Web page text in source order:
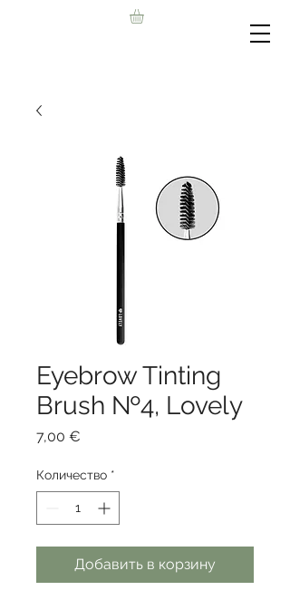
Eyebrow Tinting
Brush №4, Lovely
7,00 €
Количество *
Добавить в корзину